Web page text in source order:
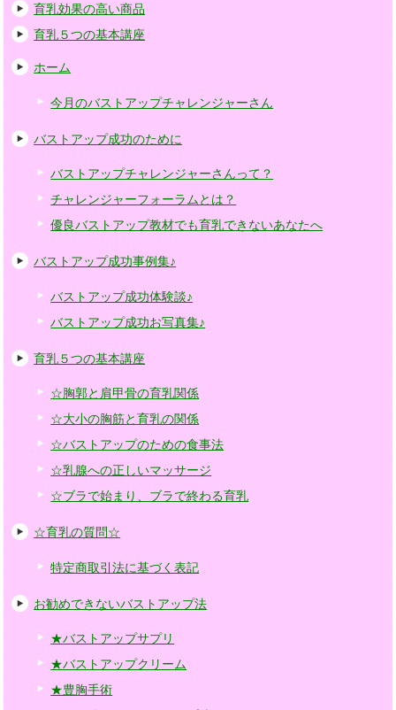
育乳効果の高い商品
育乳５つの基本講座
ホーム
今月のバストアップチャレンジャーさん
バストアップ成功のために
バストアップチャレンジャーさんって？
チャレンジャーフォーラムとは？
優良バストアップ教材でも育乳できないあなたへ
バストアップ成功事例集♪
バストアップ成功体験談♪
バストアップ成功お写真集♪
育乳５つの基本講座
☆胸郭と肩甲骨の育乳関係
☆大小の胸筋と育乳の関係
☆バストアップのための食事法
☆乳腺への正しいマッサージ
☆ブラで始まり、ブラで終わる育乳
☆育乳の質問☆
特定商取引法に基づく表記
お勧めできないバストアップ法
★バストアップサプリ
★バストアップクリーム
★豊胸手術